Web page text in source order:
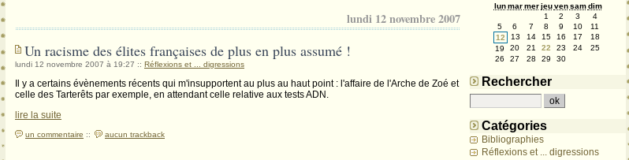
lundi 12 novembre 2007
Un racisme des élites françaises de plus en plus assumé !
lundi 12 novembre 2007 à 19:27 :: Réflexions et ... digressions
Il y a certains évènements récents qui m'insupportent au plus au haut point : l'affaire de l'Arche de Zoé et
celle des Tarterêts par exemple, en attendant celle relative aux tests ADN.
lire la suite
un commentaire :: aucun trackback
lun mar mer jeu ven sam dim
1
2 3
4
5
6 7 8 9 10
11
12
13 14 15 16 17
18
19
20 21 22 23 24
25
26
27 28 29 30
Rechercher
Catégories
Bibliographies
Réflexions et ... digressions